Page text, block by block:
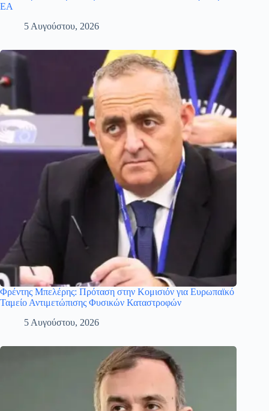
EA
5 Αυγούστου, 2026
Φρέντης Μπελέρης: Πρόταση στην Κομισιόν για Ευρωπαϊκό
Ταμείο Αντιμετώπισης Φυσικών Καταστροφών
5 Αυγούστου, 2026